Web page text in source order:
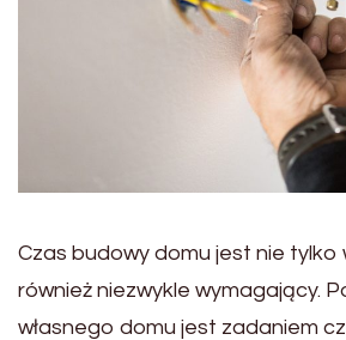
Czas budowy domu jest nie tylko
również niezwykle wymagający.
własnego domu jest zadaniem